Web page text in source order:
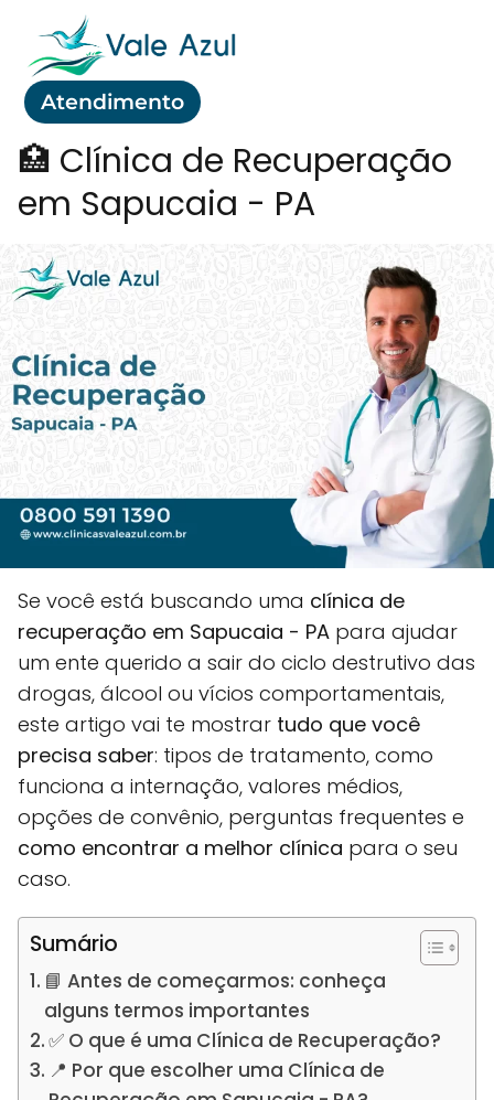
Atendimento
🏥 Clínica de Recuperação
em Sapucaia - PA
Se você está buscando uma clínica de
recuperação em Sapucaia - PA para ajudar
um ente querido a sair do ciclo destrutivo das
drogas, álcool ou vícios comportamentais,
este artigo vai te mostrar tudo que você
precisa saber: tipos de tratamento, como
funciona a internação, valores médios,
opções de convênio, perguntas frequentes e
como encontrar a melhor clínica para o seu
caso.
Sumário
📘 Antes de começarmos: conheça
alguns termos importantes
✅ O que é uma Clínica de Recuperação?
📍 Por que escolher uma Clínica de